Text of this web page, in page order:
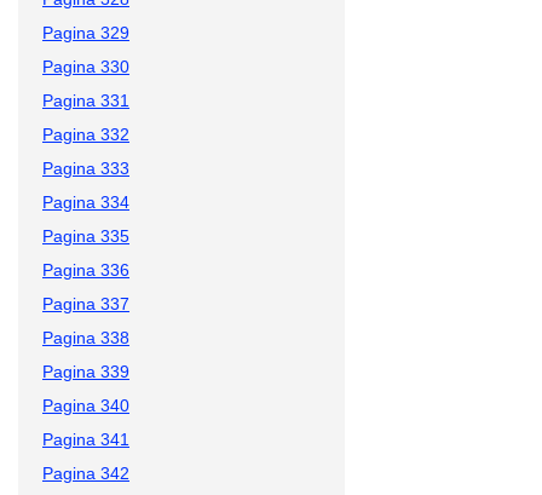
Pagina 329
Pagina 330
Pagina 331
Pagina 332
Pagina 333
Pagina 334
Pagina 335
Pagina 336
Pagina 337
Pagina 338
Pagina 339
Pagina 340
Pagina 341
Pagina 342